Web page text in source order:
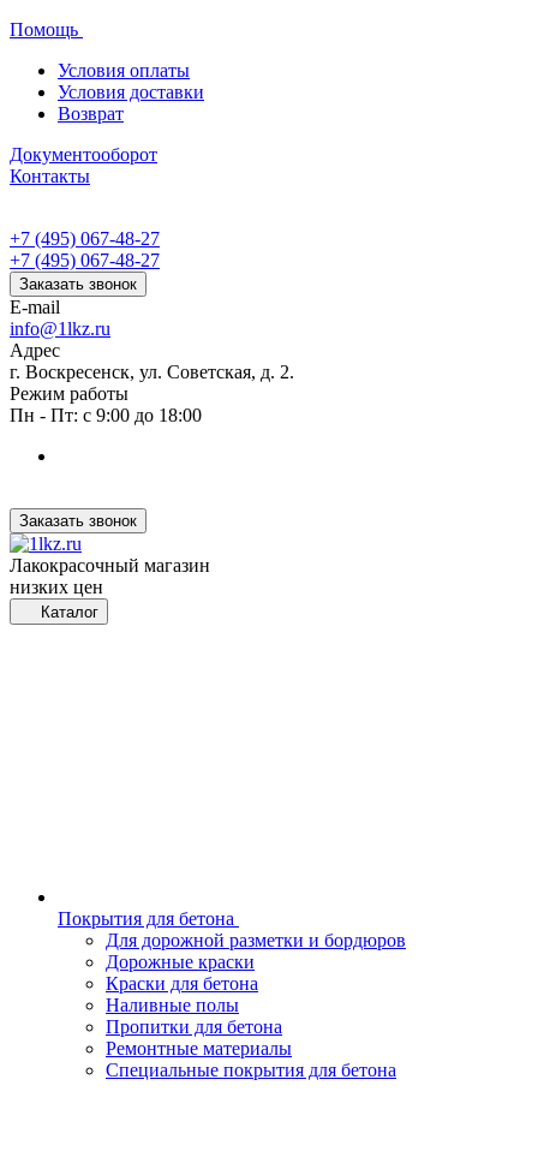
Помощь
Условия оплаты
Условия доставки
Возврат
Документооборот
Контакты
+7 (495) 067-48-27
+7 (495) 067-48-27
Заказать звонок
E-mail
info@1lkz.ru
Адрес
г. Воскресенск, ул. Советская, д. 2.
Режим работы
Пн - Пт: с 9:00 до 18:00
Заказать звонок
Лакокрасочный магазин
низких цен
Каталог
Покрытия для бетона
Для дорожной разметки и бордюров
Дорожные краски
Краски для бетона
Наливные полы
Пропитки для бетона
Ремонтные материалы
Специальные покрытия для бетона